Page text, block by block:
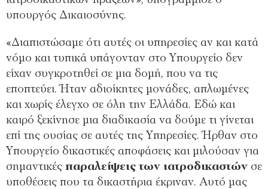
υπουργός Δικαιοσύνης.
«Διαπιστώσαμε ότι αυτές οι υπηρεσίες αν και κατά
νόμο και τυπικά υπάγονταν στο Υπουργείο δεν
είχαν συγκροτηθεί σε μια δομή, που να τις
εποπτεύει. Ήταν αδιοίκητες μονάδες, απλωμένες
και χωρίς έλεγχο σε όλη την Ελλάδα. Εδώ και
καιρό ξεκίνησε μια διαδικασία να δούμε τι γίνεται
επί της ουσίας σε αυτές της Υπηρεσίες. Ήρθαν στο
Υπουργείο δικαστικές αποφάσεις και μιλούσαν για
σημαντικές παραλείψεις των ιατροδικαστών σε
υποθέσεις που τα δικαστήρια έκριναν. Αυτό μας